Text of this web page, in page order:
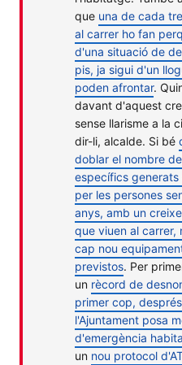
que una de cada
al carrer ho fan
d'una situació de
pis, ja sigui d'un
poden afrontar.
davant d'aquest
sense llarisme a la
dir-li, alcalde. Si bé
doblar el nombre
específics
per les persones
anys, amb un
que viuen al carrer,
cap nou
previstos. Per
un rècord de
primer cop,
l'Ajuntament posa
d'emergència
un nou protocol